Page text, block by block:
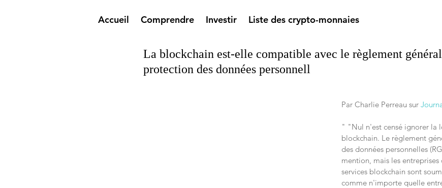
Accueil Comprendre Investir Liste des crypto-monnaies
La blockchain est-elle compatible avec le règlement
protection des données personnell
Par Charlie Perreau sur
" "Nul n'est censé ignorer la
blockchain. Le règlement
des données personnelles
mention, mais les entreprises
services blockchain sont
comme n'importe quelle